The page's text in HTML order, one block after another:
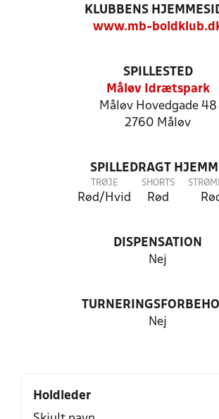
KLUBBENS
www.mb-
SPILLESTED
Måløv Idrætspark
Måløv Hovedgade 48
2760 Måløv
SPILLEDRAGT
TRØJE
Rød/Hvid
SHORTS
Rød
DISPENSATION
Nej
Nej
Holdleder